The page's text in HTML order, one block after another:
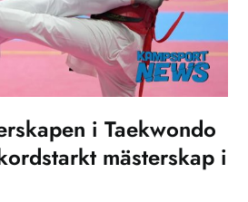
i Taekwondo
mästerskap i